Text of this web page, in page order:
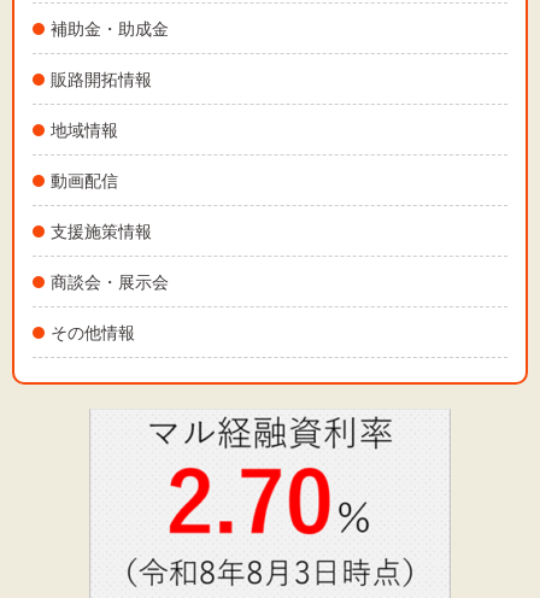
補助金・助成金
販路開拓情報
地域情報
動画配信
支援施策情報
商談会・展示会
その他情報